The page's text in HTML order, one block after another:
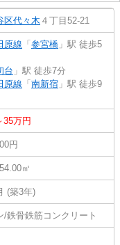
区代々木 ４丁目52-21
原線 「 参宮橋 」駅 徒歩5
台 」駅 徒歩7分
原線 「 南新宿 」駅 徒歩9
35万円
円
㎡
(築3年)
/鉄骨鉄筋コンクリート